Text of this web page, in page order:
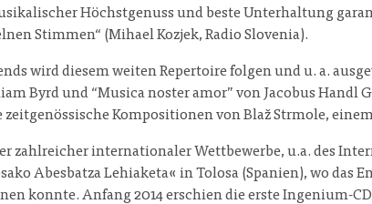
Höchstgenuss und beste Unterhaltung
Stimmen“ (Mihael Kozjek, Radio Slovenia).
wird diesem weiten Repertoire folgen und u. a.
Byrd und “Musica noster amor” von Jacobus Handl
Kompositionen von Blaž Strmole,
zahlreicher internationaler Wettbewerbe, u.a. des
Abesbatza Lehiaketa« in Tolosa (Spanien), wo
konnte. Anfang 2014 erschien die erste Ingenium-